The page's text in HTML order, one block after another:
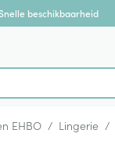
beschikbaarheid
EHBO / Lingerie /